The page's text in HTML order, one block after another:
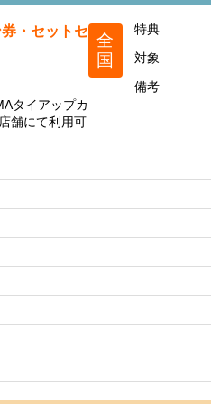
・セットセ
タイアップカ
舗にて利用可
全
国
特典
対象
備考